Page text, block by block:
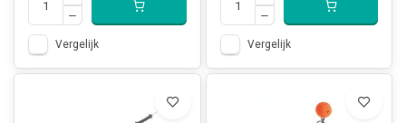
Vergelijk Vergelijk